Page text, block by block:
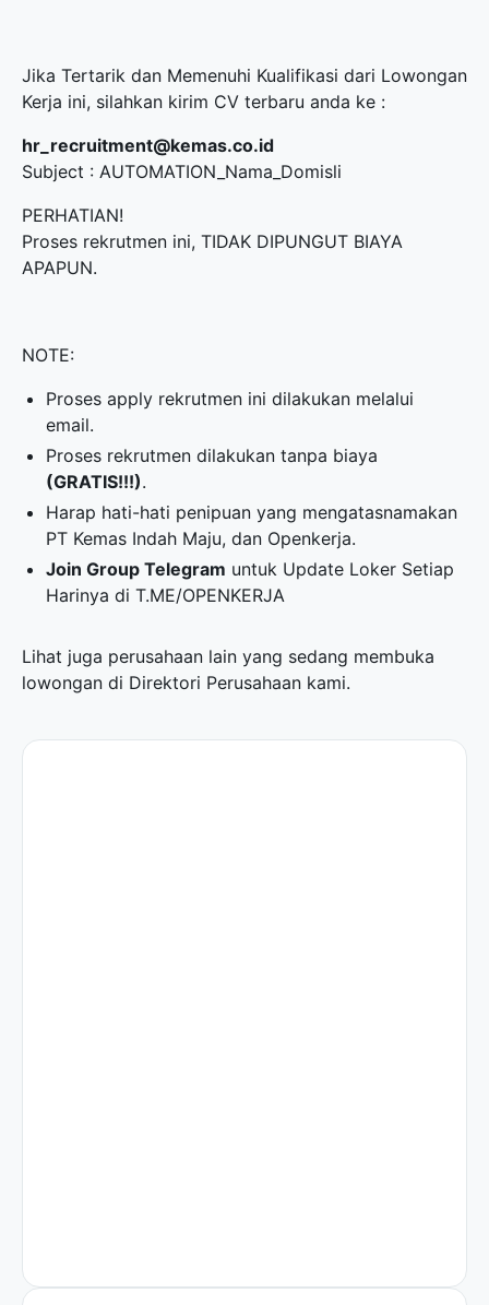
Jika Tertarik dan Memenuhi Kualifikasi dari Lowongan
Kerja ini, silahkan kirim CV terbaru anda ke :
hr_recruitment@kemas.co.id
Subject : AUTOMATION_Nama_Domisli
PERHATIAN!
Proses rekrutmen ini, TIDAK DIPUNGUT BIAYA
APAPUN.
NOTE:
Proses apply rekrutmen ini dilakukan melalui
email.
Proses rekrutmen dilakukan tanpa biaya
(GRATIS!!!).
Harap hati-hati penipuan yang mengatasnamakan
PT Kemas Indah Maju, dan Openkerja.
Join Group Telegram untuk Update Loker Setiap
Harinya diT.ME/OPENKERJA
Lihat juga perusahaan lain yang sedang membuka
lowongan di Direktori Perusahaan kami.